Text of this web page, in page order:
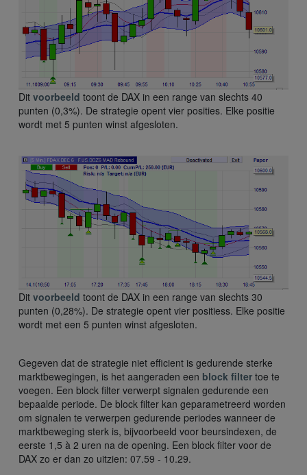
Dit voorbeeld toont de DAX in een range van slechts 40
punten (0,3%). De strategie opent vier posities. Elke positie
wordt met 5 punten winst afgesloten.
Dit voorbeeld toont de DAX in een range van slechts 30
punten (0,28%). De strategie opent vier positiess. Elke positie
wordt met een 5 punten winst afgesloten.
Gegeven dat de strategie niet efficient is gedurende sterke
marktbewegingen, is het aangeraden een block filter toe te
voegen. Een block filter verwerpt signalen gedurende een
bepaalde periode. De block filter kan geparametreerd worden
om signalen te verwerpen gedurende periodes wanneer de
marktbeweging sterk is, bijvoorbeeld voor beursindexen, de
eerste 1,5 à 2 uren na de opening. Een block filter voor de
DAX zo er dan zo uitzien: 07.59 - 10.29.